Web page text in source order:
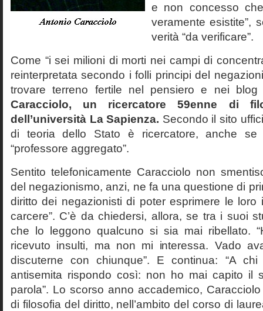
e non concesso
veramente esistite”,
verità “da verificare”.
Come “i sei milioni di morti nei campi di
reinterpretata secondo i folli principi del
trovare terreno fertile nel pensiero e nei
Caracciolo, un ricercatore 59enne di
dell’università La Sapienza. Secondo il sito
di teoria dello Stato è ricercatore, anche
“professore aggregato”.
Sentito telefonicamente Caracciolo non
del negazionismo, anzi, ne fa una questione di
diritto dei negazionisti di poter esprimere le loro
carcere”. C’è da chiedersi, allora, se tra i suoi
che lo leggono qualcuno si sia mai ribellato.
ricevuto insulti, ma non mi interessa. Vado
discuterne con chiunque”. E continua: “A
antisemita rispondo così: non ho mai capito il
parola”. Lo scorso anno accademico,
di filosofia del diritto, nell’ambito del corso di